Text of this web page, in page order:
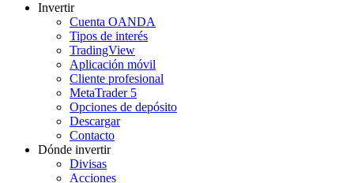
Invertir
Cuenta OANDA
Tipos de interés
TradingView
Aplicación móvil
Cliente profesional
MetaTrader 5
Opciones de depósito
Descargar
Contacto
Dónde invertir
Divisas
Acciones